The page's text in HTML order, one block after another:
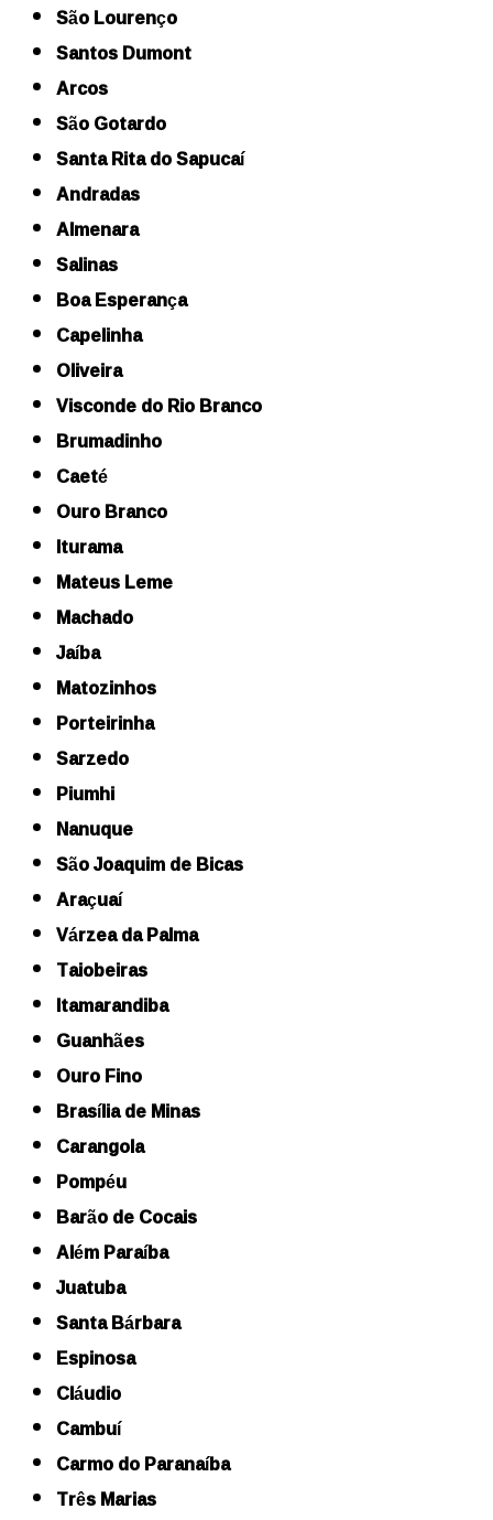
São Lourenço
Santos Dumont
Arcos
São Gotardo
Santa Rita do Sapucaí
Andradas
Almenara
Salinas
Boa Esperança
Capelinha
Oliveira
Visconde do Rio Branco
Brumadinho
Caeté
Ouro Branco
Iturama
Mateus Leme
Machado
Jaíba
Matozinhos
Porteirinha
Sarzedo
Piumhi
Nanuque
São Joaquim de Bicas
Araçuaí
Várzea da Palma
Taiobeiras
Itamarandiba
Guanhães
Ouro Fino
Brasília de Minas
Carangola
Pompéu
Barão de Cocais
Além Paraíba
Juatuba
Santa Bárbara
Espinosa
Cláudio
Cambuí
Carmo do Paranaíba
Três Marias